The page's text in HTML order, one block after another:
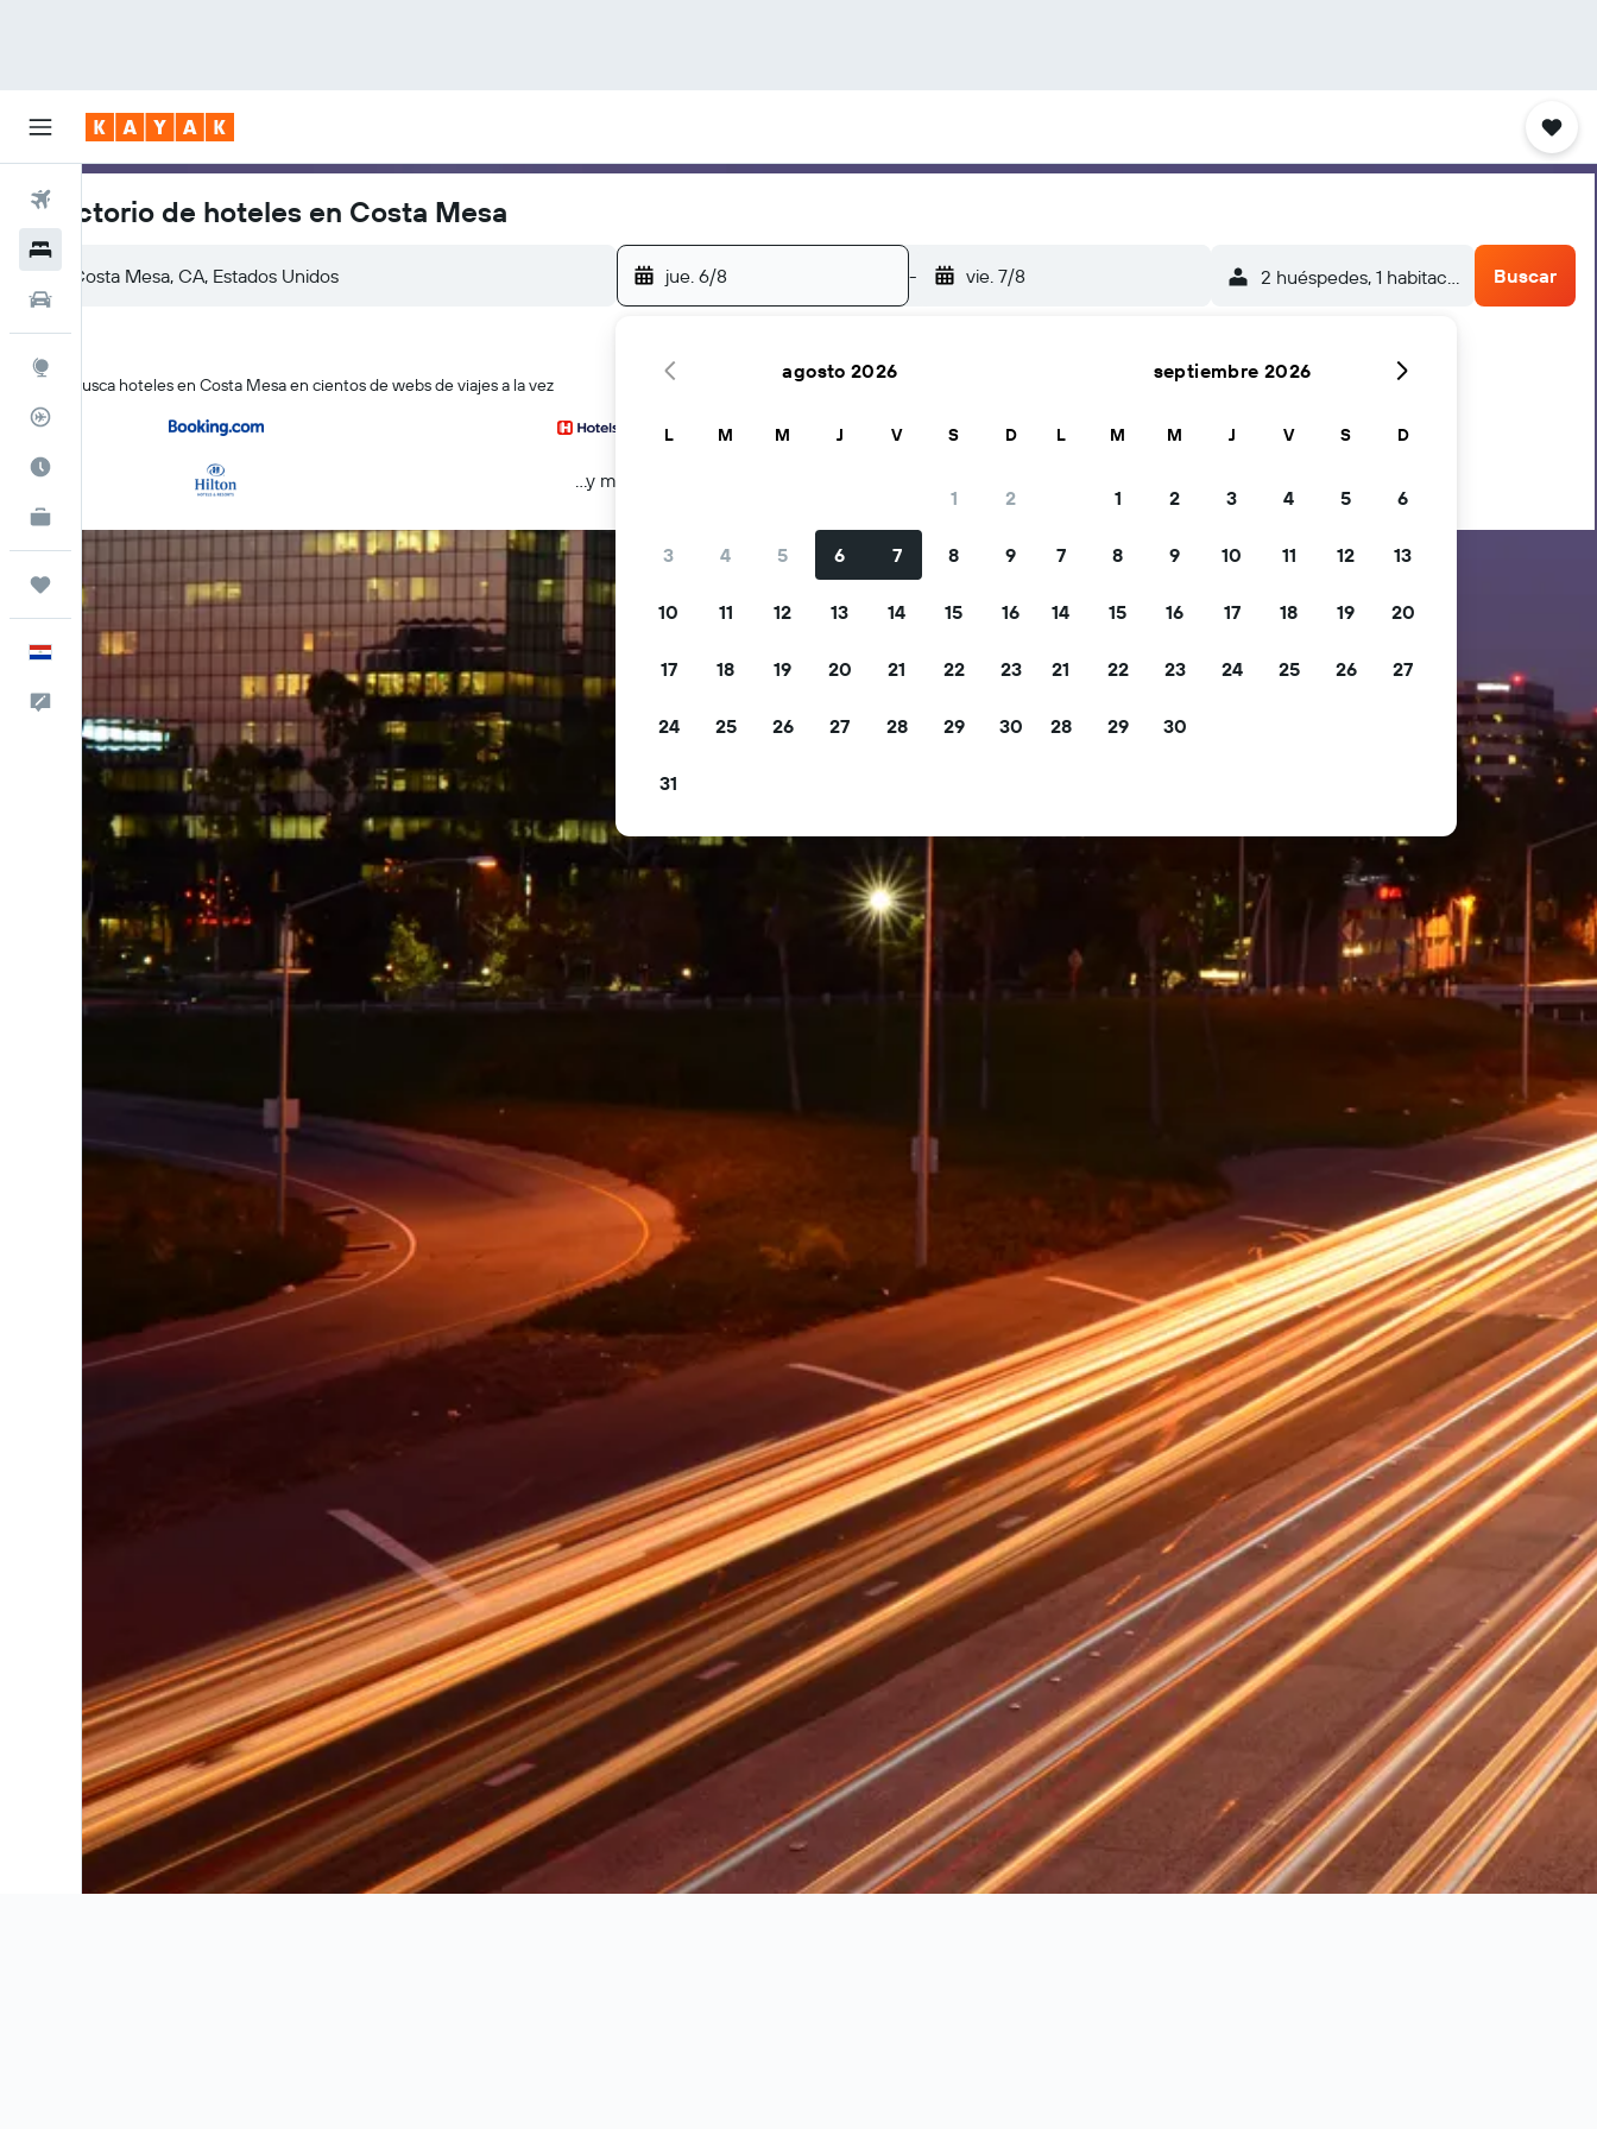
Vuelos
Trips
Español
Comentarios
Directorio de hoteles en Costa Mesa
jue. 6/8 - vie. 7/8 2 huéspedes, 1 habitación Buscar
KAYAK busca hoteles en Costa Mesa en cientos de webs de viajes a la vez
...y más
agosto 2026
L M M J V S D
1 2
3 4 5 6 7 8 9
10 11 12 13 14 15 16
17 18 19 20 21 22 23
24 25 26 27 28 29 30
31
septiembre 2026
L M M J V S D
1 2 3 4 5 6
7 8 9 10 11 12 13
14 15 16 17 18 19 20
21 22 23 24 25 26 27
28 29 30